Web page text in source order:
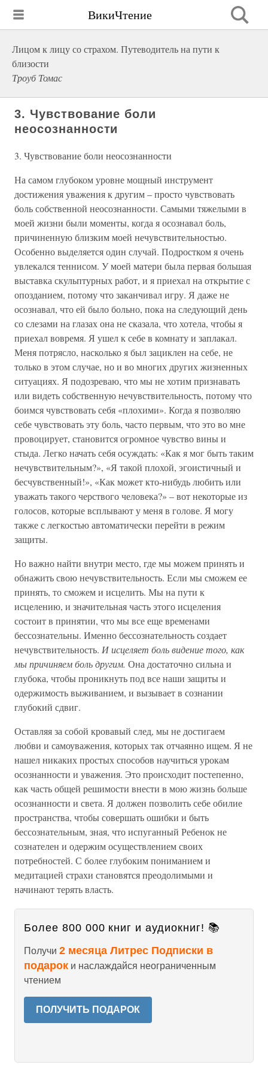
ВикиЧтение
Лицом к лицу со страхом. Путеводитель на пути к
близости
Троуб Томас
3. Чувствование боли
неосознанности
3. Чувствование боли неосознанности
На самом глубоком уровне мощный инструмент
достижения уважения к другим – просто чувствовать
боль собственной неосознанности. Самыми тяжелыми в
моей жизни были моменты, когда я осознавал боль,
причиненную близким моей нечувствительностью.
Особенно выделяется один случай. Подростком я очень
увлекался теннисом. У моей матери была первая большая
выставка скульптурных работ, и я приехал на открытие с
опозданием, потому что заканчивал игру. Я даже не
осознавал, что ей было больно, пока на следующий день
со слезами на глазах она не сказала, что хотела, чтобы я
приехал вовремя. Я ушел к себе в комнату и заплакал.
Меня потрясло, насколько я был зациклен на себе, не
только в этом случае, но и во многих других жизненных
ситуациях. Я подозреваю, что мы не хотим признавать
или видеть собственную нечувствительность, потому что
боимся чувствовать себя «плохими». Когда я позволяю
себе чувствовать эту боль, часто первым, что это во мне
провоцирует, становится огромное чувство вины и
стыда. Легко начать себя осуждать: «Как я мог быть таким
нечувствительным?», «Я такой плохой, эгоистичный и
бесчувственный!», «Как может кто-нибудь любить или
уважать такого черствого человека?» – вот некоторые из
голосов, которые всплывают у меня в голове. Я могу
также с легкостью автоматически перейти в режим
защиты.
Но важно найти внутри место, где мы можем принять и
обнажить свою нечувствительность. Если мы сможем ее
принять, то сможем и исцелить. Мы на пути к
исцелению, и значительная часть этого исцеления
состоит в принятии, что мы все еще временами
бессознательны. Именно бессознательность создает
нечувствительность. И исцеляет боль видение того, как
мы причиняем боль другим. Она достаточно сильна и
глубока, чтобы проникнуть под все наши защиты и
одержимость выживанием, и вызывает в сознании
глубокий сдвиг.
Оставляя за собой кровавый след, мы не достигаем
любви и самоуважения, которых так отчаянно ищем. Я не
нашел никаких простых способов научиться урокам
осознанности и уважения. Это происходит постепенно,
как часть общей решимости внести в мою жизнь больше
осознанности и света. Я должен позволить себе обилие
пространства, чтобы совершать ошибки и быть
бессознательным, зная, что испуганный Ребенок не
сознателен и одержим осуществлением своих
потребностей. С более глубоким пониманием и
медитацией страхи становятся преодолимыми и
начинают терять власть.
Более 800 000 книг и аудиокниг! 📚
Получи 2 месяца Литрес Подписки в
подарок и наслаждайся неограниченным
чтением
ПОЛУЧИТЬ ПОДАРОК